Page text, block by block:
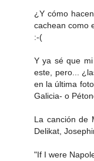
¿Y cómo
cachean como
:-(
Y ya sé que
este, pero...
en la última
Galicia- o
La canción de
Delikat,
"If I were